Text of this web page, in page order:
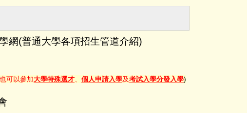
網(普通大學各項招生管道介紹)
可以參加大學特殊選才 個人申請入學及考試入學分發入學)